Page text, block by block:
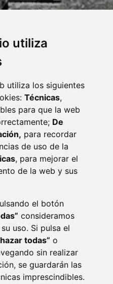
utiliza
utiliza los siguientes
Técnicas,
para que la web
De
para recordar
de uso de la
, para mejorar el
de la web y sus
el botón
consideramos
uso. Si pulsa el
todas” o
sin realizar
se guardarán las
imprescindibles.
- ARAGÓN (ESPAÑA)
700 ·
DE DATOS
COOKIES
ENLACE EXTERNO AL